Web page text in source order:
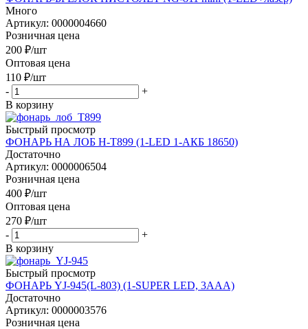
Много
Артикул: 0000004660
Розничная цена
200 ₽/шт
Оптовая цена
110 ₽/шт
-
+
В корзину
Быстрый просмотр
ФОНАРЬ НА ЛОБ H-T899 (1-LED 1-АКБ 18650)
Достаточно
Артикул: 0000006504
Розничная цена
400 ₽/шт
Оптовая цена
270 ₽/шт
-
+
В корзину
Быстрый просмотр
ФОНАРЬ YJ-945(L-803) (1-SUPER LED, 3ААА)
Достаточно
Артикул: 0000003576
Розничная цена